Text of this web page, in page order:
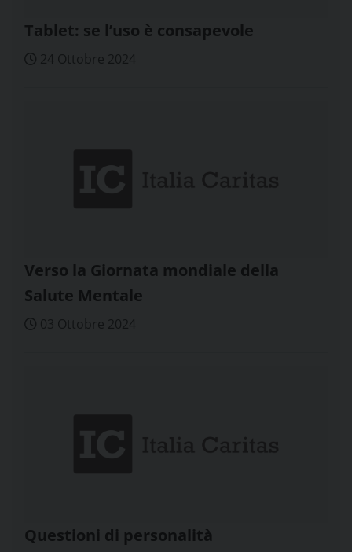
Tablet: se l’uso è consapevole
24 Ottobre 2024
Verso la Giornata mondiale della
Salute Mentale
03 Ottobre 2024
Questioni di personalità